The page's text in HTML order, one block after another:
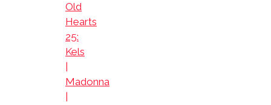
Old
Hearts
25:
Kels
Madonna